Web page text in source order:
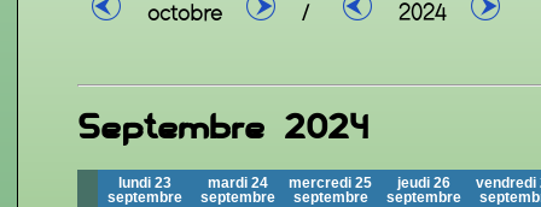
octobre / 2024
Septembre 2024
lundi 23
septembre
mardi 24
septembre
mercredi 25
septembre
jeudi 26
septembre
vendredi